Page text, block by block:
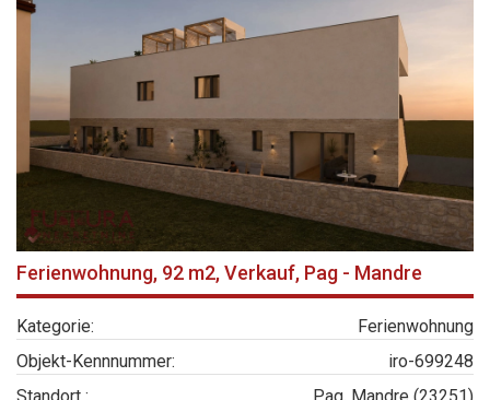
Ferienwohnung, 92 m2, Verkauf, Pag - Mandre
Kategorie:
Ferienwohnung
Objekt-Kennnummer:
iro-699248
Standort :
Pag, Mandre (23251)